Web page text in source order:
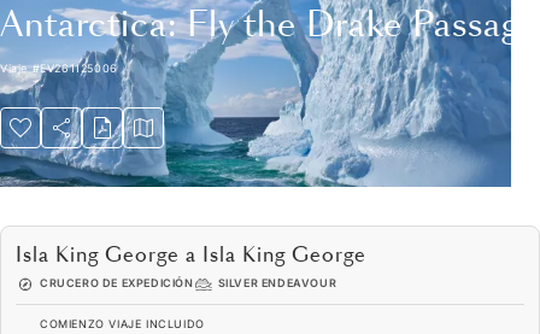
Antarctica: Fly the Drake Passage
Viaje#EV261125006
Isla King George a Isla King George
CRUCERO DE EXPEDICIÓN SILVER ENDEAVOUR
COMIENZO VIAJE INCLUIDO